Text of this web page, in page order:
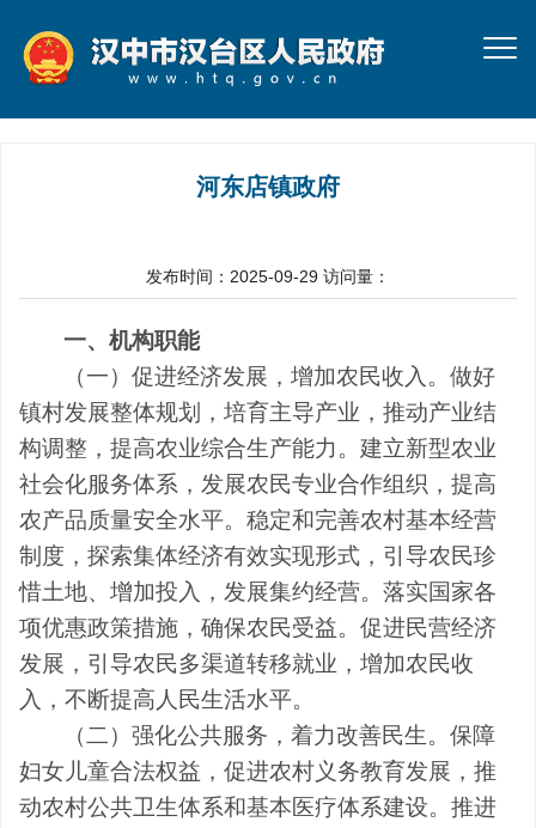
河东店镇政府
发布时间：2025-09-29 访问量：
一、机构职能
（一）促进经济发展，增加农民收入。做好
镇村发展整体规划，培育主导产业，推动产业结
构调整，提高农业综合生产能力。建立新型农业
社会化服务体系，发展农民专业合作组织，提高
农产品质量安全水平。稳定和完善农村基本经营
制度，探索集体经济有效实现形式，引导农民珍
惜土地、增加投入，发展集约经营。落实国家各
项优惠政策措施，确保农民受益。促进民营经济
发展，引导农民多渠道转移就业，增加农民收
入，不断提高人民生活水平。
（二）强化公共服务，着力改善民生。保障
妇女儿童合法权益，促进农村义务教育发展，推
动农村公共卫生体系和基本医疗体系建设。推进